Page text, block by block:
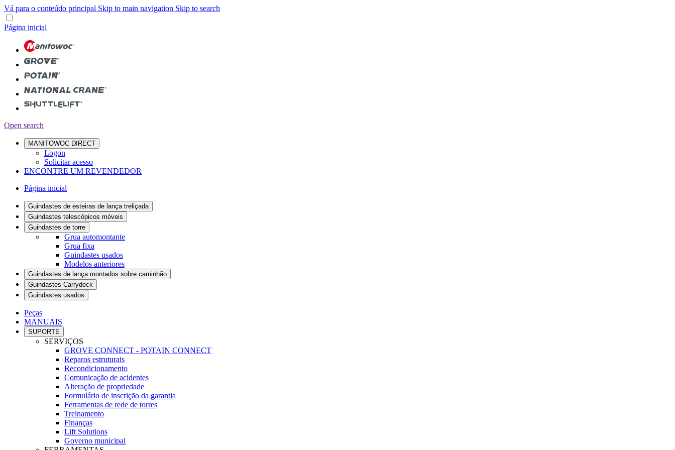
Vá para o conteúdo principal Skip to main navigation Skip to search
Página inicial
Open search
MANITOWOC DIRECT
Logon
Solicitar acesso
ENCONTRE UM REVENDEDOR
Página inicial
Guindastes de esteiras de lança treliçada
Guindastes telescópicos móveis
Guindastes de torre
Grua automontante
Grua fixa
Guindastes usados
Modelos anteriores
Guindastes de lança montados sobre caminhão
Guindastes Carrydeck
Guindastes usados
Peças
MANUAIS
SUPORTE
SERVIÇOS
GROVE CONNECT - POTAIN CONNECT
Reparos estruturais
Recondicionamento
Comunicação de acidentes
Alteração de propriedade
Formulário de inscrição da garantia
Ferramentas de rede de torres
Treinamento
Finanças
Lift Solutions
Governo municipal